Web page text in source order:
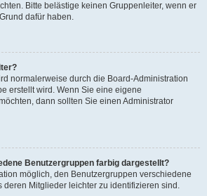
Bitte belästige keinen Gruppenleiter, wenn er
dafür haben.
normalerweise durch die Board-Administration
erstellt wird. Wenn Sie eine eigene
dann sollten Sie einen Administrator
Benutzergruppen farbig dargestellt?
möglich, den Benutzergruppen verschiedene
deren Mitglieder leichter zu identifizieren sind.